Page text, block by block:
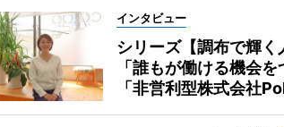
インタビュー
シリーズ【調布で輝
「誰もが働ける機会を
「非営利型株式会社